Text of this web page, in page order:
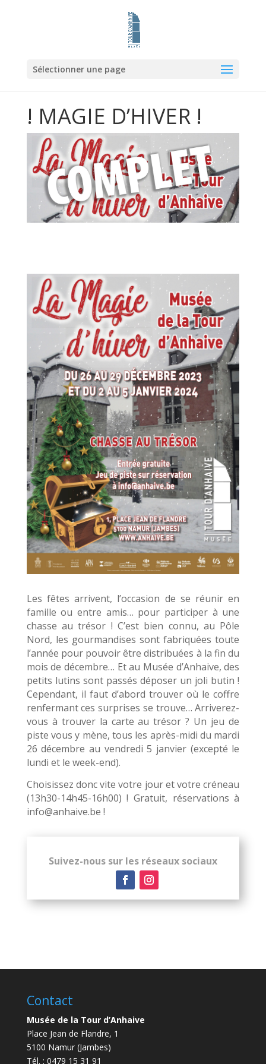
Sélectionner une page
! MAGIE D’HIVER !
Les fêtes arrivent, l’occasion de se réunir en
famille ou entre amis… pour participer à une
chasse au trésor ! C’est bien connu, au Pôle
Nord, les gourmandises sont fabriquées toute
l’année pour pouvoir être distribuées à la fin du
mois de décembre… Et au Musée d’Anhaive, des
petits lutins sont passés déposer un joli butin !
Cependant, il faut d’abord trouver où le coffre
renfermant ces surprises se trouve… Arriverez-
vous à trouver la carte au trésor ? Un jeu de
piste vous y mène, tous les après-midi du mardi
26 décembre au vendredi 5 janvier (excepté le
lundi et le week-end).
Choisissez donc vite votre jour et votre créneau
(13h30-14h45-16h00) ! Gratuit, réservations à
info@anhaive.be !
Suivez-nous sur les réseaux sociaux
Contact
Musée de la Tour d’Anhaive
Place Jean de Flandre, 1
5100 Namur (Jambes)
Tél. : 0479 15 31 91